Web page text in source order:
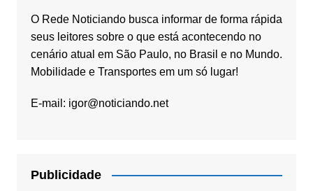
O Rede Noticiando busca informar de forma rápida
seus leitores sobre o que está acontecendo no
cenário atual em São Paulo, no Brasil e no Mundo.
Mobilidade e Transportes em um só lugar!
E-mail: igor@noticiando.net
Publicidade